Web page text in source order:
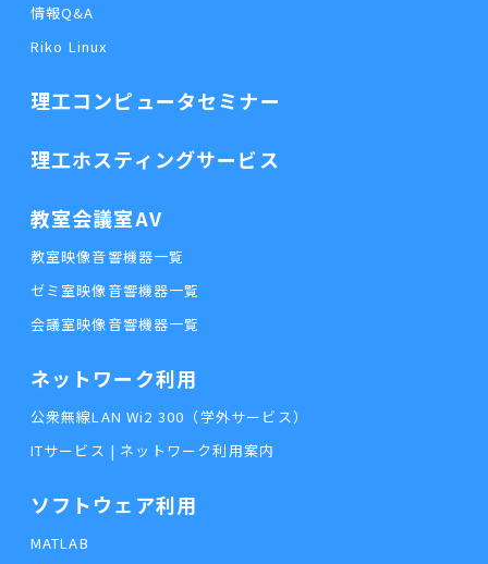
情報Q&A
Riko Linux
理工コンピュータセミナー
理工ホスティングサービス
教室会議室AV
教室映像音響機器一覧
ゼミ室映像音響機器一覧
会議室映像音響機器一覧
ネットワーク利用
公衆無線LAN Wi2 300（学外サービス）
ITサービス | ネットワーク利用案内
ソフトウェア利用
MATLAB